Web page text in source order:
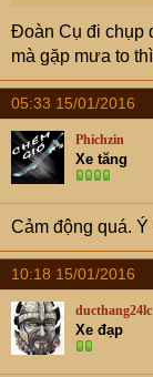
Đoàn xe đi trong
đổ mưa.
Người dân bản
Lại những khúc
Đoàn Cụ đi chụp
mà gặp mưa to
05:33 15/01/2016
Phichzin
Xe tăng
Cảm động quá. Ý
10:18 15/01/2016
ducthang24lc
Xe đạp